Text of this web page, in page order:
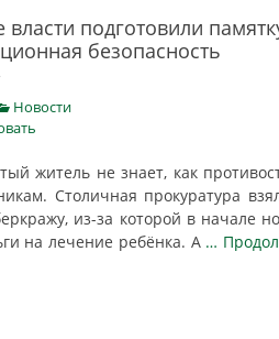
подготовили
безопасность
Categories
Новости
житель не знает, как
Столичная прокуратура
из-за которой в начале
на лечение ребёнка. А …